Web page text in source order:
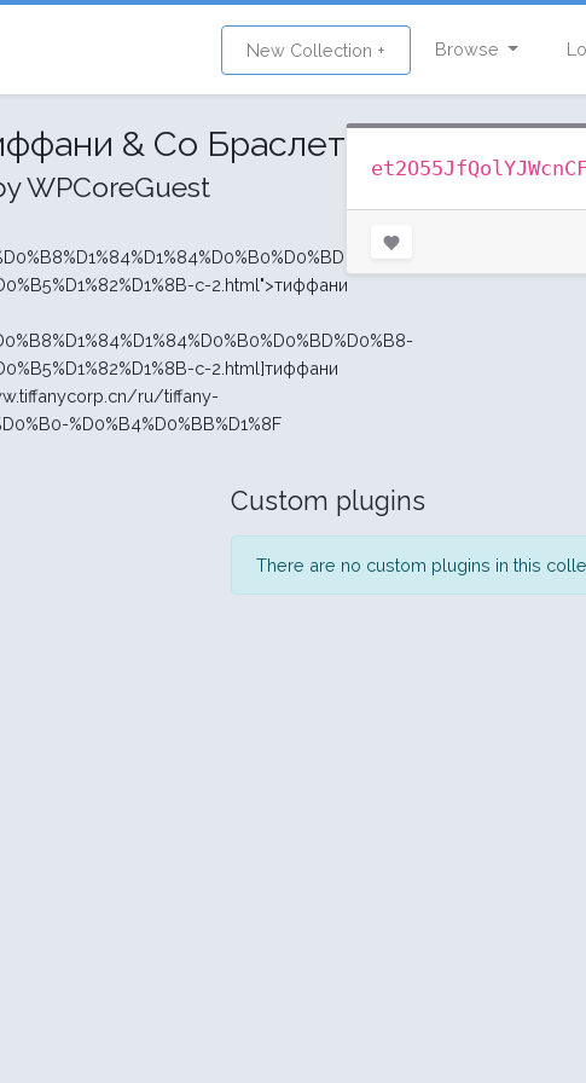
New Collection + Browse
& Co Браслеты ,
WPCoreGuest
c-2.html">тиффани
c-2.html]тиффани
ru/tiffany-
%D0%B4%D0%BB%D1%8F
Custom plugins
There are no custom plugins in this